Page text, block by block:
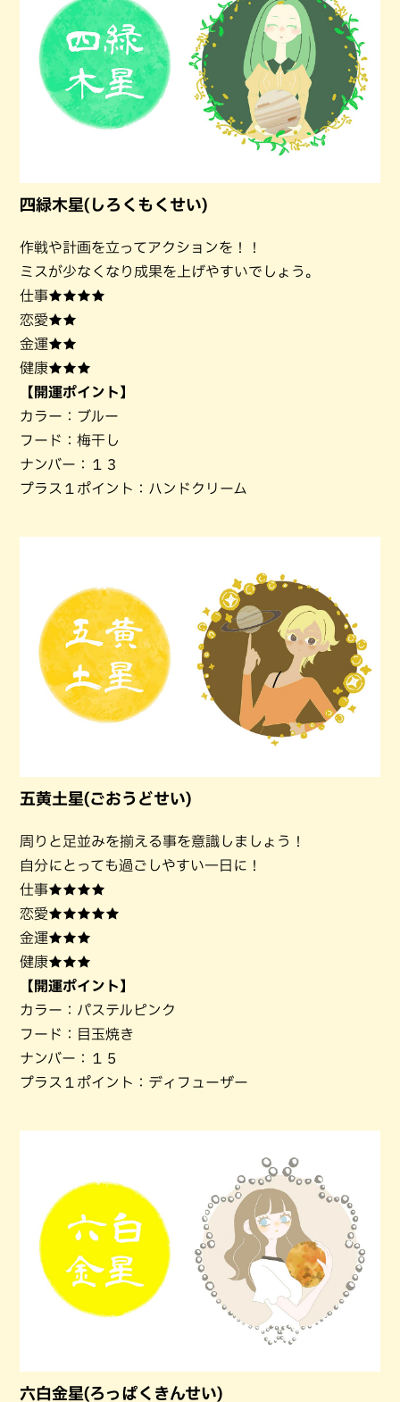
四緑木星(しろくもくせい)
作戦や計画を立ってアクションを！！
ミスが少なくなり成果を上げやすいでしょう。
仕事★★★★
恋愛★★
金運★★
健康★★★
【開運ポイント】
カラー：ブルー
フード：梅干し
ナンバー：１３
プラス１ポイント：ハンドクリーム
五黄土星(ごおうどせい)
周りと足並みを揃える事を意識しましょう！
自分にとっても過ごしやすい一日に！
仕事★★★★
恋愛★★★★★
金運★★★
健康★★★
【開運ポイント】
カラー：パステルピンク
フード：目玉焼き
ナンバー：１５
プラス１ポイント：ディフューザー
六白金星(ろっぱくきんせい)